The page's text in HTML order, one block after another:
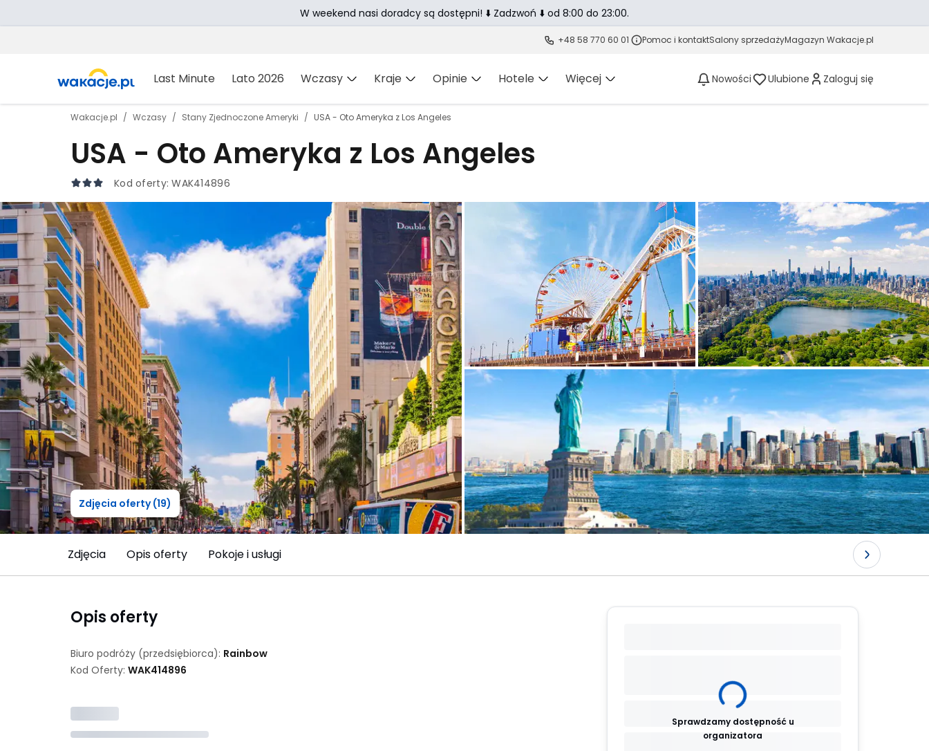
+48 58 770 60 01 Pomoc i kontaktSalony sprzedażyMagazyn Wakacje.pl
Last Minute Lato 2026 Wczasy Kraje Opinie Hotele Więcej Nowości Ulubione Zaloguj się
Wakacje.pl Wczasy Stany Zjednoczone Ameryki USA - Oto Ameryka z Los Angeles
USA - Oto Ameryka z Los Angeles
Kod oferty:WAK414896
Zdjęcia oferty (19)
Zdjęcia Opis oferty Pokoje i usługi
Opis oferty
Biuro podróży (przedsiębiorca): Rainbow
Kod Oferty: WAK414896
Sprawdzamy dostępność u
organizatora
W weekend nasi doradcy są dostępni! ⬇️ Zadzwoń ⬇️ od 8:00 do 23:00.